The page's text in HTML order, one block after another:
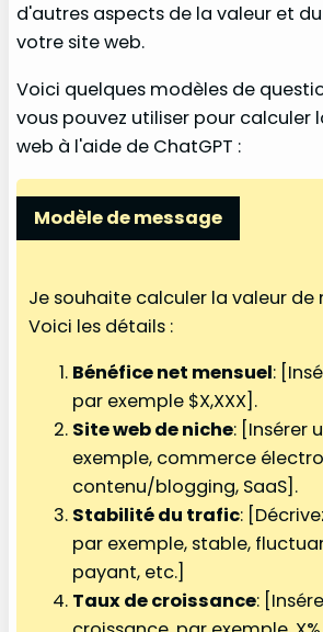
d'autres aspects de la valeur et
votre site web.
Voici quelques modèles de
vous pouvez utiliser pour calculer
web à l'aide de ChatGPT :
Modèle de message
Je souhaite calculer la valeur de
Voici les détails :
Bénéfice net mensuel:
par exemple $X,XXX].
Site web de niche: [Insérer
exemple, commerce
contenu/blogging, SaaS].
Stabilité du trafic:
par exemple, stable,
payant, etc.]
Taux de croissance: